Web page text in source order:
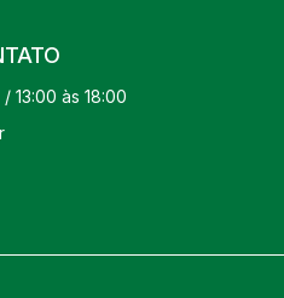
13:00 às 18:00